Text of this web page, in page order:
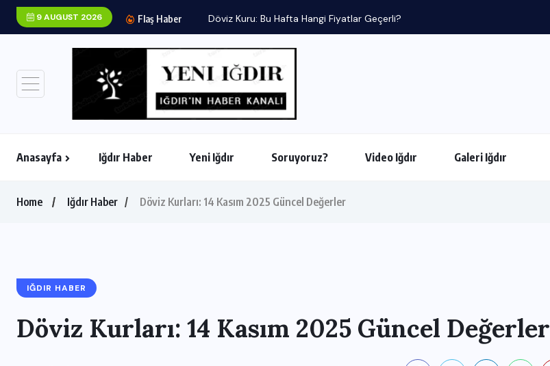
9 AUGUST 2026 Flaş Haber
Anasayfa Iğdır Haber Yeni Iğdır Soruyoruz? Video Iğdır Galeri Iğdır
Home Iğdır Haber Döviz Kurları: 14 Kasım 2025 Güncel Değerler
IĞDIR HABER
Döviz Kurları: 14 Kasım 2025 Güncel Değerler